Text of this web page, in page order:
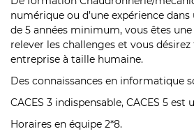
numérique ou d’une expérience
de 5 années minimum, vous êtes
relever les challenges et vous
entreprise à taille humaine.
Des connaissances en informatique
CACES 3 indispensable, CACES 5 est
Horaires en équipe 2*8.